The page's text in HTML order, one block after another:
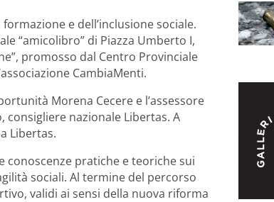
e dell’inclusione sociale.
“amicolibro” di Piazza Umberto I,
promosso dal Centro Provinciale
CambiaMenti.
Morena Cecere e l’assessore
consigliere nazionale Libertas. A
Libertas.
conoscenze pratiche e teoriche sui
sociali. Al termine del percorso
validi ai sensi della nuova riforma